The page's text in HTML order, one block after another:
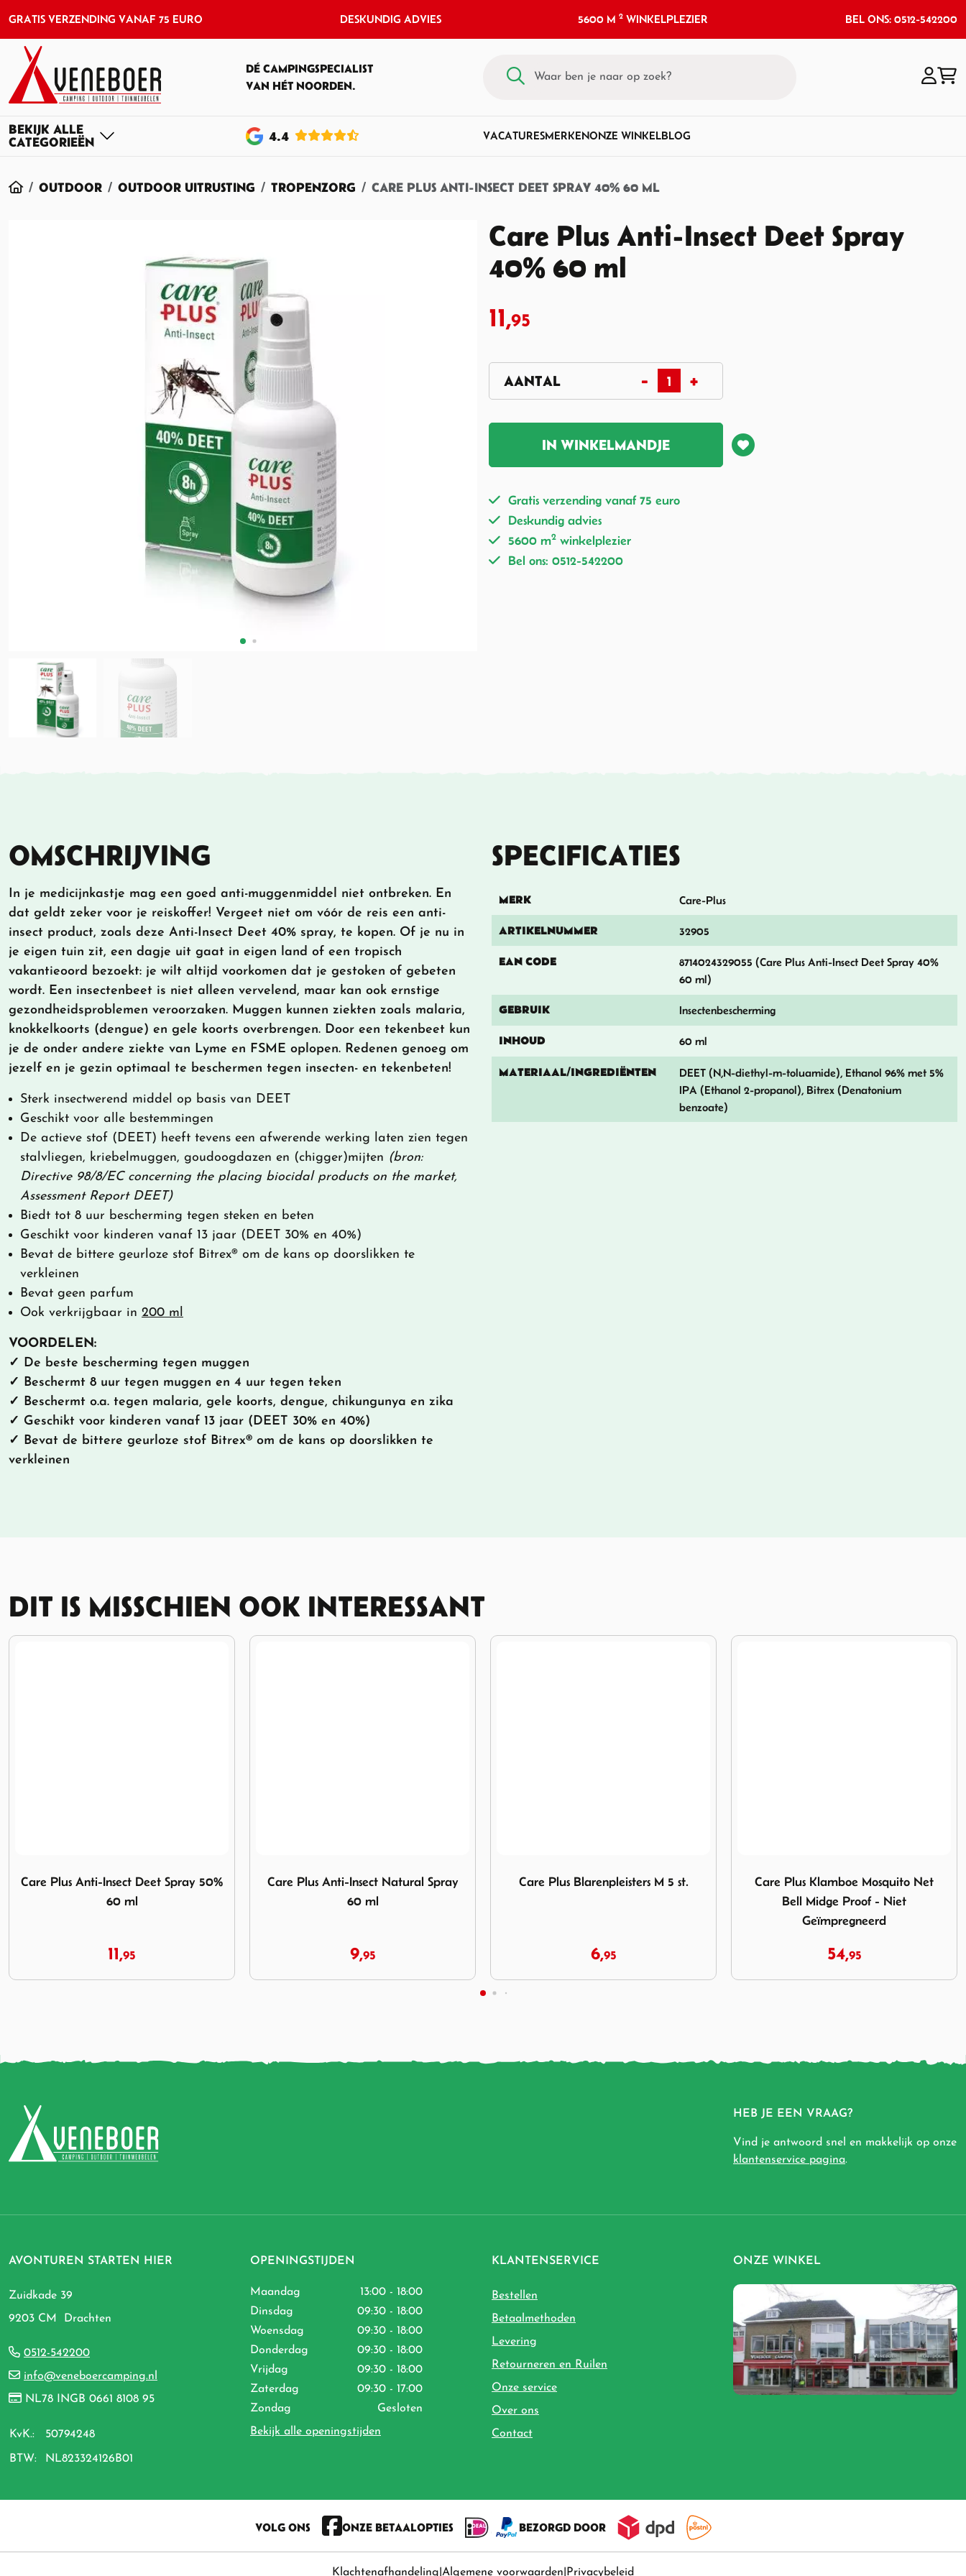
GRATIS VERZENDING VANAF 75 EURO DESKUNDIG ADVIES 5600 M2 WINKELPLEZIER BEL ONS: 0512-542200
DÉ CAMPINGSPECIALIST
VAN HÉT NOORDEN.
4.4 VACATURESMERKENONZE WINKELBLOG
HOME
OUTDOOR OUTDOOR UITRUSTING TROPENZORG CARE PLUS ANTI-INSECT DEET SPRAY 40% 60 ML
Care Plus Anti-Insect Deet Spray
40% 60 ml
11,95
IN WINKELMANDJE
Gratis verzending vanaf 75 euro
Deskundig advies
5600 m2 winkelplezier
Bel ons: 0512-542200
OMSCHRIJVING
In je medicijnkastje mag een goed anti-muggenmiddel niet ontbreken. En
dat geldt zeker voor je reiskoffer! Vergeet niet om vóór de reis een anti-
insect product, zoals deze Anti-Insect Deet 40% spray, te kopen. Of je nu in
je eigen tuin zit, een dagje uit gaat in eigen land of een tropisch
vakantieoord bezoekt: je wilt altijd voorkomen dat je gestoken of gebeten
wordt. Een insectenbeet is niet alleen vervelend, maar kan ook ernstige
gezondheidsproblemen veroorzaken. Muggen kunnen ziekten zoals malaria,
knokkelkoorts (dengue) en gele koorts overbrengen. Door een tekenbeet kun
je de onder andere ziekte van Lyme en FSME oplopen. Redenen genoeg om
jezelf en je gezin optimaal te beschermen tegen insecten- en tekenbeten!
Sterk insectwerend middel op basis van DEET
Geschikt voor alle bestemmingen
De actieve stof (DEET) heeft tevens een afwerende werking laten zien tegen
stalvliegen, kriebelmuggen, goudoogdazen en (chigger)mijten (bron:
Directive 98/8/EC concerning the placing biocidal products on the market,
Assessment Report DEET)
Biedt tot 8 uur bescherming tegen steken en beten
Geschikt voor kinderen vanaf 13 jaar (DEET 30% en 40%)
Bevat de bittere geurloze stof Bitrex® om de kans op doorslikken te
verkleinen
Bevat geen parfum
Ook verkrijgbaar in 200 ml
VOORDELEN:
✓ De beste bescherming tegen muggen
✓ Beschermt 8 uur tegen muggen en 4 uur tegen teken
✓ Beschermt o.a. tegen malaria, gele koorts, dengue, chikungunya en zika
✓ Geschikt voor kinderen vanaf 13 jaar (DEET 30% en 40%)
✓ Bevat de bittere geurloze stof Bitrex® om de kans op doorslikken te
verkleinen
SPECIFICATIES
MERK Care-Plus
ARTIKELNUMMER 32905
EAN CODE
8714024329055 (Care Plus Anti-Insect Deet Spray 40%
60 ml)
GEBRUIK Insectenbescherming
INHOUD 60 ml
MATERIAAL/INGREDIËNTEN
DEET (N,N-diethyl-m-toluamide), Ethanol 96% met 5%
IPA (Ethanol 2-propanol), Bitrex (Denatonium
benzoate)
DIT IS MISSCHIEN OOK INTERESSANT
Care Plus Anti-Insect Natural Spray
60 ml
9,95
Care Plus Blarenpleisters M 5 st.
6,95
Care Plus Klamboe Mosquito Net
54,95
Eurom Fly Away Twister
7,95
HEB JE EEN VRAAG?
Vind je antwoord snel en makkelijk op onze
klantenservice pagina.
AVONTUREN STARTEN HIER
Zuidkade 39
9203 CM Drachten
0512-542200
info@veneboercamping.nl
NL78 INGB 0661 8108 95
KvK.: 50794248
BTW: NL823324126B01
OPENINGSTIJDEN
Maandag
13:00 - 18:00
Dinsdag
09:30 - 18:00
Woensdag
09:30 - 18:00
Donderdag
09:30 - 18:00
Vrijdag
09:30 - 18:00
Zaterdag
09:30 - 17:00
Zondag
Gesloten
Bekijk alle openingstijden
KLANTENSERVICE
Bestellen
Betaalmethoden
Levering
Retourneren en Ruilen
Onze service
Over ons
Contact
ONZE WINKEL
VOLG ONS ONZE BETAALOPTIES BEZORGD DOOR
Klachtenafhandeling Algemene voorwaarden Privacybeleid